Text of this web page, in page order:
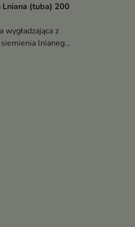
Lniana (tuba) 200
wygładzająca z
lnianego
w jednym